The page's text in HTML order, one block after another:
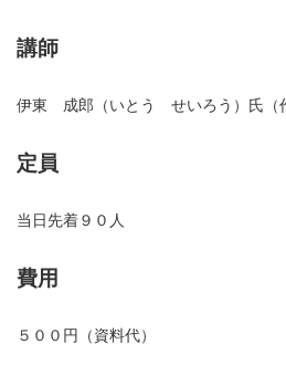
講師
伊東 成郎（いとう せいろう）氏（
定員
当日先着９０人
費用
５００円（資料代）